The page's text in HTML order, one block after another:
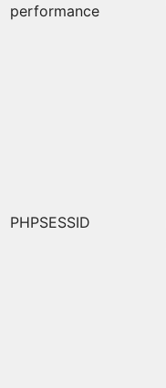
performance
PHPSESSID